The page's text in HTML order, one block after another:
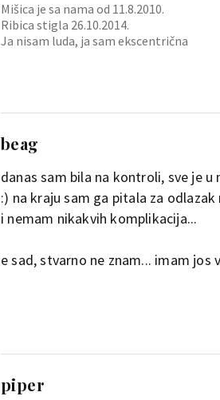
Mišica je sa nama od 11.8.2010.
Ribica stigla 26.10.2014.
Ja nisam luda, ja sam ekscentrična
beag
danas sam bila na kontroli, sve je
:) na kraju sam ga pitala za
i nemam nikakvih komplikacija...
e sad, stvarno ne znam... imam
piper